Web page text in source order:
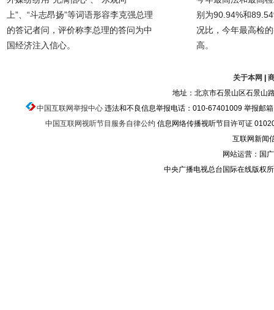
上”、“斗志昂扬”等词语形容李克强总理
的答记者问，评价称李总理的答问为中
国经济注入信心。
别为90.94%和
况比，今年最高检
高。
关于本网
地址：北京市石景山区石景山
中国互联网举报中心违法和不良信息举报电话：010-67401009 举报邮
中国互联网视听节目服务自律公约 信息网络传播视听节目许可证
互联网新闻
网站运营：国
中央广播电视总台国际在线版权